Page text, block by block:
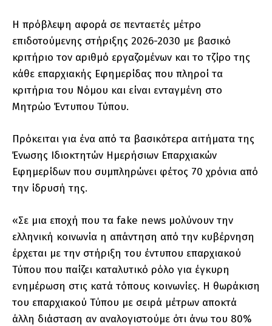
Η πρόβλεψη αφορά σε πενταετές μέτρο
επιδοτούμενης στήριξης 2026-2030 με βασικό
κριτήριο τον αριθμό εργαζομένων και το τζίρο της
κάθε επαρχιακής Εφημερίδας που πληροί τα
κριτήρια του Νόμου και είναι ενταγμένη στο
Μητρώο Έντυπου Τύπου.
Πρόκειται για ένα από τα βασικότερα αιτήματα της
Ένωσης Ιδιοκτητών Ημερήσιων Επαρχιακών
Εφημερίδων που συμπληρώνει φέτος 70 χρόνια από
την ίδρυσή της.
«Σε μια εποχή που τα fake news μολύνουν την
ελληνική κοινωνία η απάντηση από την κυβέρνηση
έρχεται με την στήριξη του έντυπου επαρχιακού
Τύπου που παίζει καταλυτικό ρόλο για έγκυρη
ενημέρωση στις κατά τόπους κοινωνίες. Η θωράκιση
του επαρχιακού Τύπου με σειρά μέτρων αποκτά
άλλη διάσταση αν αναλογιστούμε ότι άνω του 80%